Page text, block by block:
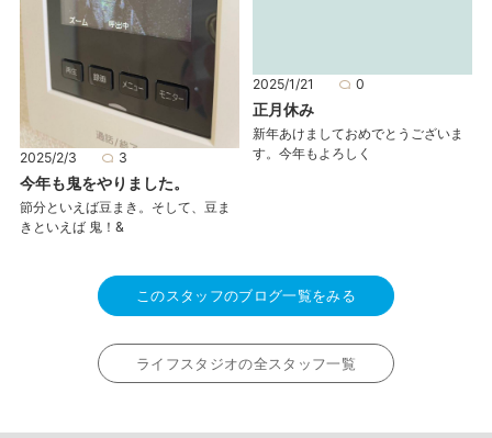
2025/2/3 3
今年も鬼をやりました。
節分といえば豆まき。そして、豆ま
きといえば 鬼！&
2025/1/21 0
正月休み
新年あけましておめでとうございま
す。今年もよろしく
このスタッフのブログ一覧をみる
ライフスタジオの全スタッフ一覧